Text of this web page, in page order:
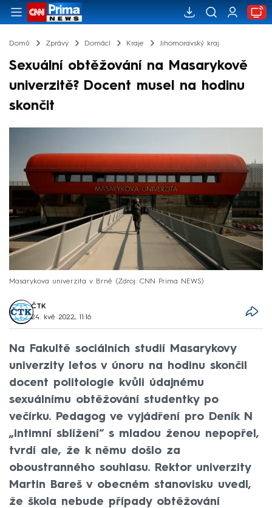
Domů Zprávy Domácí Kraje Jihomoravský kraj
Sexuální obtěžování na Masarykově
univerzitě? Docent musel na hodinu
skončit
Masarykova univerzita v Brně Zdroj: CNN Prima NEWS
ČTK
24. kvě 2022, 11:16
Na Fakultě sociálních studií Masarykovy
univerzity letos v únoru na hodinu skončil
docent politologie kvůli údajnému
sexuálnímu obtěžování studentky po
večírku. Pedagog ve vyjádření pro Deník N
„intimní sblížení“ s mladou ženou nepopřel,
tvrdí ale, že k němu došlo za
oboustranného souhlasu. Rektor univerzity
Martin Bareš v obecném stanovisku uvedl,
že škola nebude případy obtěžování